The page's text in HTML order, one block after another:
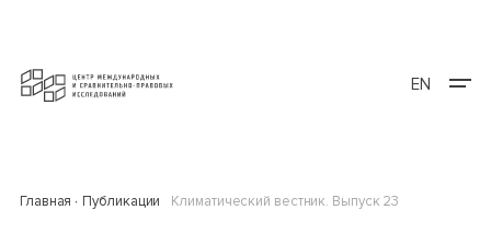
EN
Главная Публикации Климатический вестник. Выпуск 23